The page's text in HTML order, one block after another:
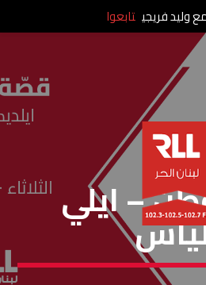
قصة وطن– ايلي
وليد فريجي تابعوا